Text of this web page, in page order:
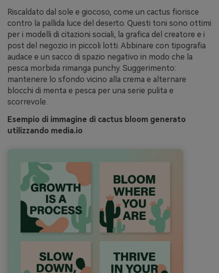
Riscaldato dal sole e giocoso, come un cactus fiorisce
contro la pallida luce del deserto. Questi toni sono ottimi
per i modelli di citazioni sociali, la grafica del creatore e i
post del negozio in piccoli lotti. Abbinare con tipografia
audace e un sacco di spazio negativo in modo che la
pesca morbida rimanga punchy. Suggerimento:
mantenere lo sfondo vicino alla crema e alternare
blocchi di menta e pesca per una serie pulita e
scorrevole.
Esempio di immagine di cactus bloom generato
utilizzando media.io